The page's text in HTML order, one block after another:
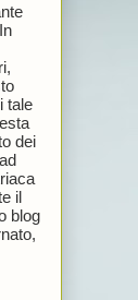
tale
dei
il
blog